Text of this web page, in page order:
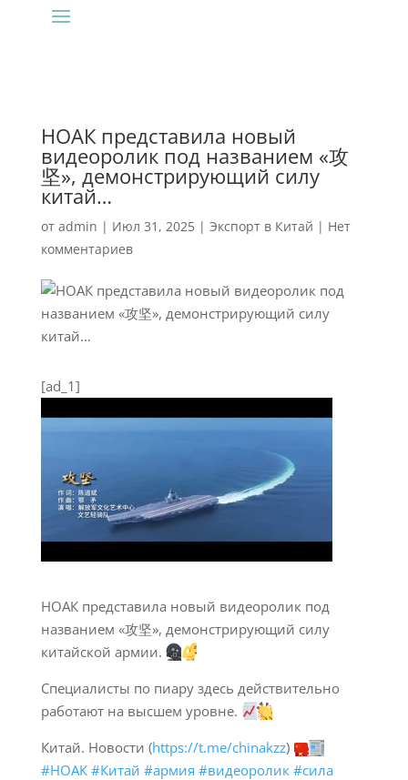
НОАК представила новый
видеоролик под названием «攻
坚», демонстрирующий силу
китай…
от admin | Июл 31, 2025| Экспорт в Китай | Нет
комментариев
[ad_1]
НОАК представила новый видеоролик под
названием «攻坚», демонстрирующий силу
китайской армии.
Специалисты по пиару здесь действительно
работают на высшем уровне.
Китай. Новости (https://t.me/chinakzz)
#НОАК #Китай #армия #видеоролик #сила